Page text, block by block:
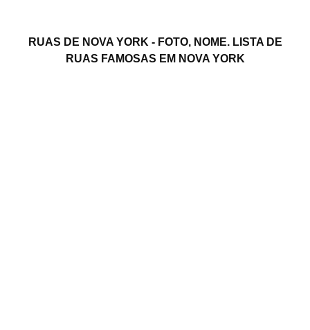
RUAS DE NOVA YORK - FOTO, NOME. LISTA DE
RUAS FAMOSAS EM NOVA YORK